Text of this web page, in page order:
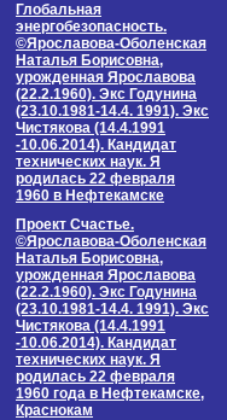
Глобальная
энергобезопасность.
©Ярославова-Оболенская
Наталья Борисовна,
урожденная Ярославова
(22.2.1960). Экс Годунина
(23.10.1981-14.4. 1991). Экс
Чистякова (14.4.1991
-10.06.2014). Кандидат
технических наук. Я
родилась 22 февраля
1960 в Нефтекамске
Проект Счастье.
©Ярославова-Оболенская
Наталья Борисовна,
урожденная Ярославова
(22.2.1960). Экс Годунина
(23.10.1981-14.4. 1991). Экс
Чистякова (14.4.1991
-10.06.2014). Кандидат
технических наук. Я
родилась 22 февраля
1960 года в Нефтекамске,
Краснокам